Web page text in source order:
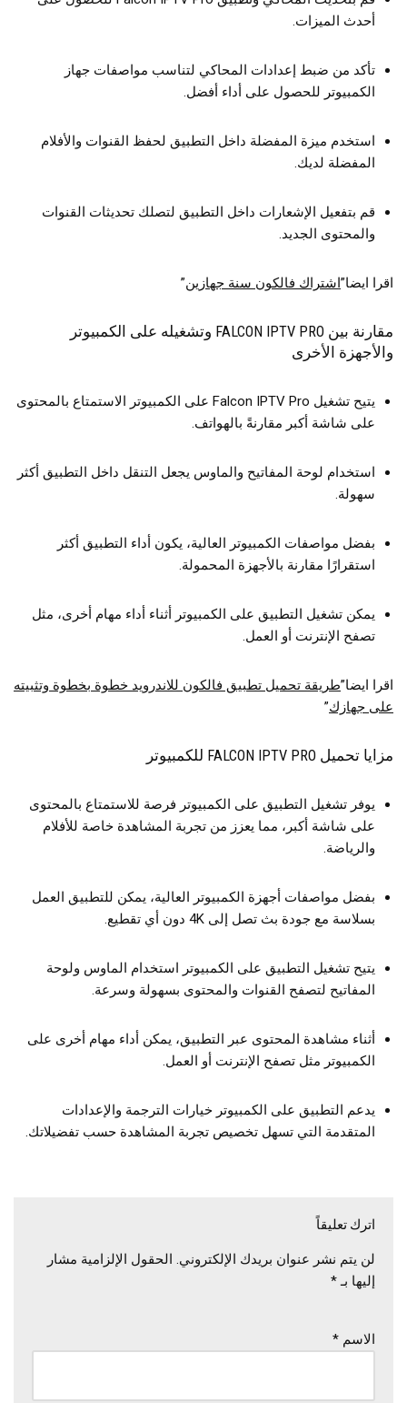
أحدث الميزات.
تأكد من ضبط إعدادات المحاكي لتناسب مواصفات جهاز
الكمبيوتر للحصول على أداء أفضل.
استخدم ميزة المفضلة داخل التطبيق لحفظ القنوات والأفلام
المفضلة لديك.
قم بتفعيل الإشعارات داخل التطبيق لتصلك تحديثات القنوات
والمحتوى الجديد.
اقرا ايضا”اشتراك فالكون سنة جهازين”
مقارنة بين FALCON IPTV PRO وتشغيله على الكمبيوتر
والأجهزة الأخرى
يتيح تشغيل Falcon IPTV Pro على الكمبيوتر الاستمتاع بالمحتوى
على شاشة أكبر مقارنةً بالهواتف.
استخدام لوحة المفاتيح والماوس يجعل التنقل داخل التطبيق أكثر
سهولة.
بفضل مواصفات الكمبيوتر العالية، يكون أداء التطبيق أكثر
استقرارًا مقارنة بالأجهزة المحمولة.
يمكن تشغيل التطبيق على الكمبيوتر أثناء أداء مهام أخرى، مثل
تصفح الإنترنت أو العمل.
اقرا ايضا”طريقة تحميل تطبيق فالكون للاندرويد خطوة بخطوة وتثبيته
على جهازك”
مزايا تحميل FALCON IPTV PRO للكمبيوتر
يوفر تشغيل التطبيق على الكمبيوتر فرصة للاستمتاع بالمحتوى
على شاشة أكبر، مما يعزز من تجربة المشاهدة خاصة للأفلام
والرياضة.
بفضل مواصفات أجهزة الكمبيوتر العالية، يمكن للتطبيق العمل
بسلاسة مع جودة بث تصل إلى 4K دون أي تقطيع.
يتيح تشغيل التطبيق على الكمبيوتر استخدام الماوس ولوحة
المفاتيح لتصفح القنوات والمحتوى بسهولة وسرعة.
أثناء مشاهدة المحتوى عبر التطبيق، يمكن أداء مهام أخرى على
الكمبيوتر مثل تصفح الإنترنت أو العمل.
يدعم التطبيق على الكمبيوتر خيارات الترجمة والإعدادات
المتقدمة التي تسهل تخصيص تجربة المشاهدة حسب تفضيلاتك.
اترك تعليقاً
لن يتم نشر عنوان بريدك الإلكتروني. الحقول الإلزامية مشار
إليها بـ*
الاسم *